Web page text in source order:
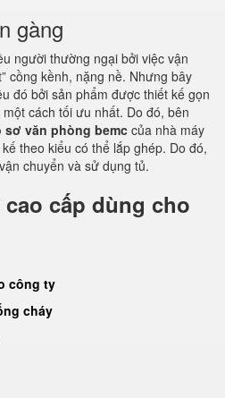
gàng
người thường ngại bởi việc vận
cồng kềnh, nặng nề. Nhưng bây
đó bởi sản phẩm được thiết kế gọn
cách tối ưu nhất. Do đó, bên
sơ văn phòng bemc của nhà máy
theo kiểu có thể lắp ghép. Do đó,
chuyển và sử dụng tủ.
cao cấp dùng cho
công ty
cháy